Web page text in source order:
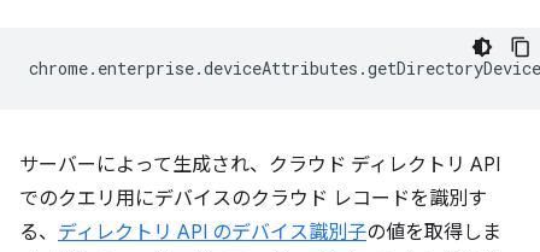
chrome. enterprise.deviceAttributes .
サーバーによって生成され、クラウド ディレクトリ API
でのクエリ用にデバイスのクラウド レコードを識別す
る、 ディレクトリ API のデバイス識別子の値を取得しま